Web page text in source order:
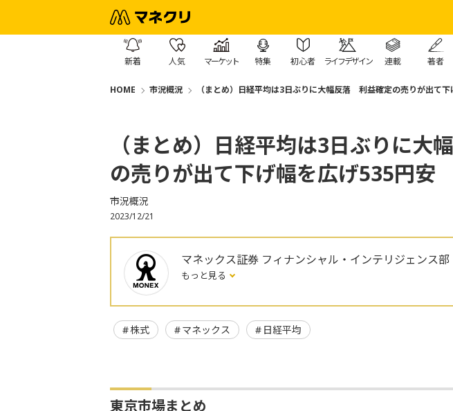
新着 人気 マーケット 特集 初心者 ライフデザイン 連載 著者
HOME 市況概況 （まとめ）日経平均は3日ぶりに大幅反落 利益確定の売りが出て
（まとめ）日経平均は3日ぶりに
の売りが出て下げ幅を広げ535円安
市況概況
2023/12/21
マネックス証券 フィナンシャル・インテリジェンス部
もっと見る
株式 マネックス 日経平均
東京市場まとめ